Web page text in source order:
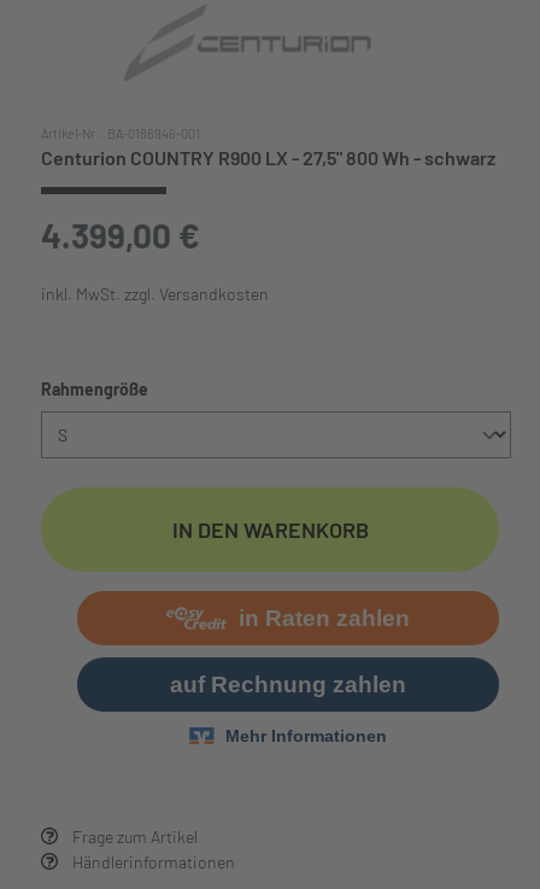
Artikel-Nr.: BA-0186946-001
Centurion COUNTRY R900 LX - 27,5" 800 Wh - schwarz
4.399,00 €
inkl. MwSt. zzgl. Versandkosten
Frage zum Artikel
Händlerinformationen
Rahmengröße
IN DEN WARENKORB